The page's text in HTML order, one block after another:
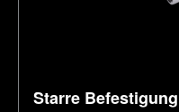
Starre